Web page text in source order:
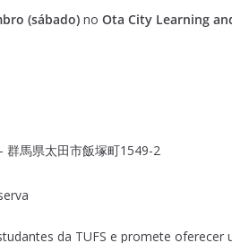
(sábado) no Ota City Learning
馬県太田市飯塚町1549-2
da TUFS e promete